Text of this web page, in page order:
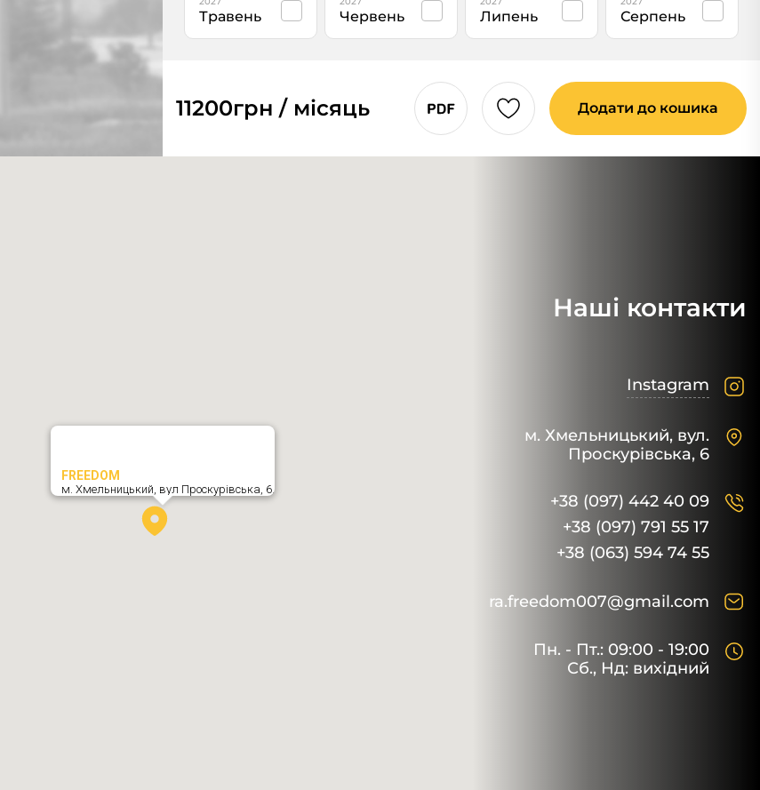
Травень Червень Липень Серпень
11200грн / місяць Додати до кошика
Наші контакти
Instagram
м. Хмельницький, вул.
Проскурівська, 6
+38 (097) 442 40 09
+38 (097) 791 55 17
+38 (063) 594 74 55
ra.freedom007@gmail.com
Пн. - Пт.: 09:00 - 19:00
Сб., Нд: вихідний
FREEDOM
м. Хмельницький, вул Проскурівська, 6,